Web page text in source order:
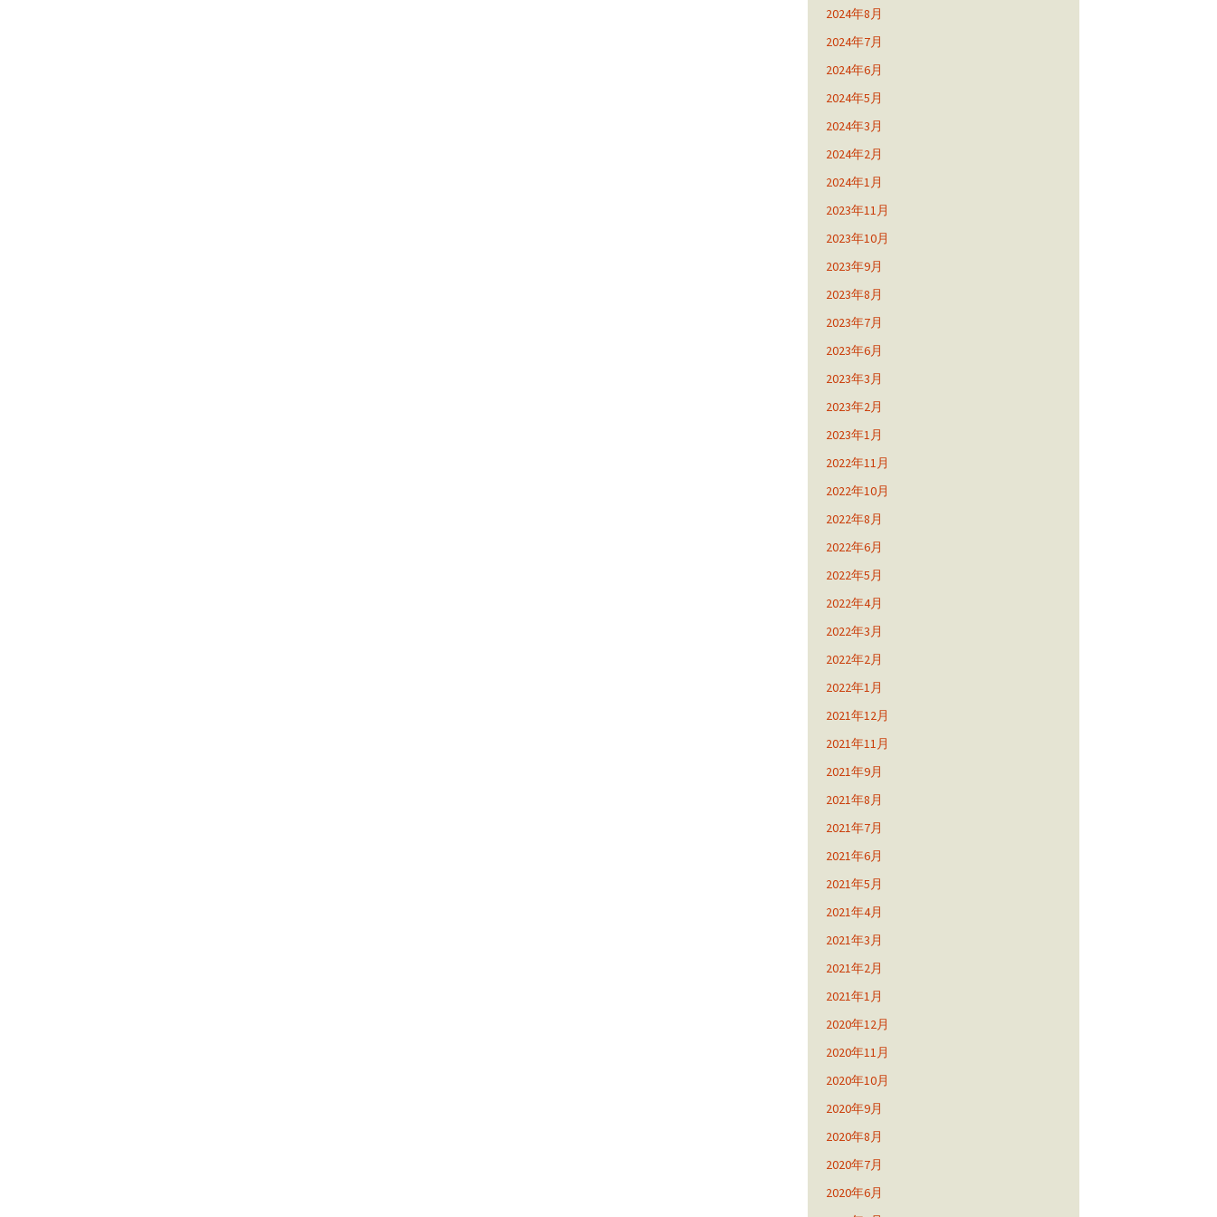
2024年8月
2024年7月
2024年6月
2024年5月
2024年3月
2024年2月
2024年1月
2023年11月
2023年10月
2023年9月
2023年8月
2023年7月
2023年6月
2023年3月
2023年2月
2023年1月
2022年11月
2022年10月
2022年8月
2022年6月
2022年5月
2022年4月
2022年3月
2022年2月
2022年1月
2021年12月
2021年11月
2021年9月
2021年8月
2021年7月
2021年6月
2021年5月
2021年4月
2021年3月
2021年2月
2021年1月
2020年12月
2020年11月
2020年10月
2020年9月
2020年8月
2020年7月
2020年6月